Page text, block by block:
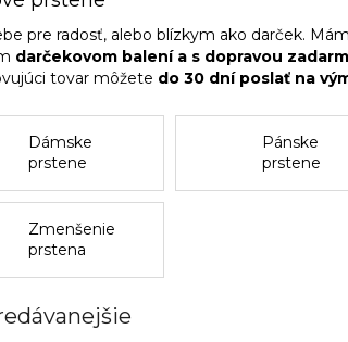
pre radosť, alebo blízkym ako darček.
darčekovom balení a s dopravou
tovar môžete do 30 dní poslať na
Dámske
prstene
Pánske
prstene
Zmenšenie
prstena